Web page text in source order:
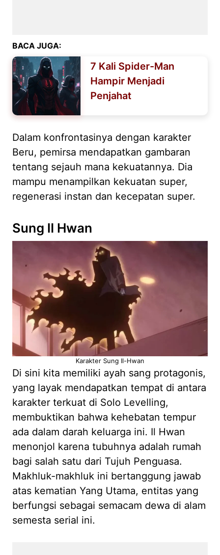
BACA JUGA:
7 Kali Spider-Man
Hampir Menjadi
Penjahat
Dalam konfrontasinya dengan karakter
Beru, pemirsa mendapatkan gambaran
tentang sejauh mana kekuatannya. Dia
mampu menampilkan kekuatan super,
regenerasi instan dan kecepatan super.
Sung II Hwan
Karakter Sung Il-Hwan
Di sini kita memiliki ayah sang protagonis,
yang layak mendapatkan tempat di antara
karakter terkuat di Solo Levelling,
membuktikan bahwa kehebatan tempur
ada dalam darah keluarga ini. Il Hwan
menonjol karena tubuhnya adalah rumah
bagi salah satu dari Tujuh Penguasa.
Makhluk-makhluk ini bertanggung jawab
atas kematian Yang Utama, entitas yang
berfungsi sebagai semacam dewa di alam
semesta serial ini.